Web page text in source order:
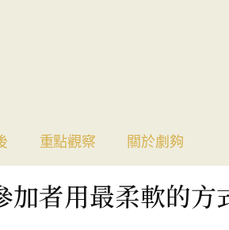
重點觀察 關於劇夠
者用最柔軟的方